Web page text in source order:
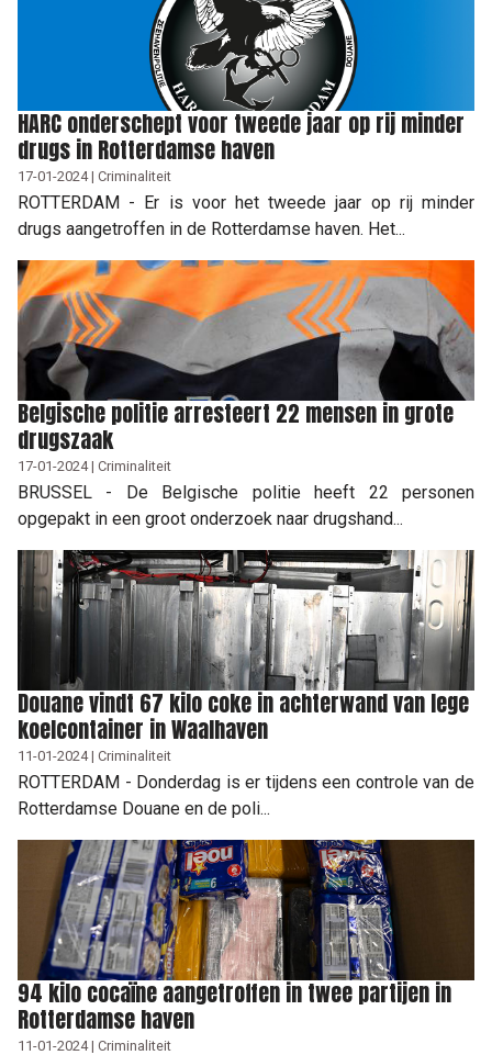
HARC onderschept voor tweede jaar op rij minder
drugs in Rotterdamse haven
17-01-2024 | Criminaliteit
ROTTERDAM - Er is voor het tweede jaar op rij minder
drugs aangetroffen in de Rotterdamse haven. Het...
Belgische politie arresteert 22 mensen in grote
drugszaak
17-01-2024 | Criminaliteit
BRUSSEL - De Belgische politie heeft 22 personen
opgepakt in een groot onderzoek naar drugshand...
Douane vindt 67 kilo coke in achterwand van lege
koelcontainer in Waalhaven
11-01-2024 | Criminaliteit
ROTTERDAM - Donderdag is er tijdens een controle van de
Rotterdamse Douane en de poli...
94 kilo cocaïne aangetroffen in twee partijen in
Rotterdamse haven
11-01-2024 | Criminaliteit